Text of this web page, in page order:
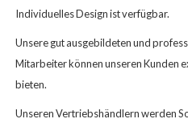
Individuelles Design ist verfügbar.
Unsere gut ausgebildeten und
Mitarbeiter können unseren Kunden
bieten.
Unseren Vertriebshändlern werden